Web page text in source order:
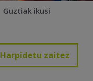
Guztiak ikusi
Harpidetu zaitez